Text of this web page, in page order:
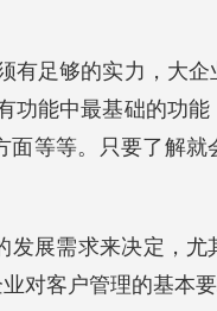
有足够的实力，大企
功能中最基础的功能
面等等。只要了解就
发展需求来决定，尤
对客户管理的基本